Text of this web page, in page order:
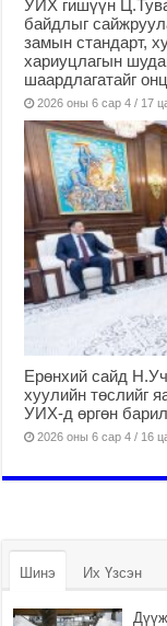
УИХ гишүүн
байдлыг
замын стандарт,
хариуцлагын
шаардлагатайг
2026 оны 6 сар 4 / 17
Ерөнхий сайд
хуулийн төслийг
УИХ-д өргөн
2026 оны 6 сар 4 / 16
Шинэ Их Үзсэн